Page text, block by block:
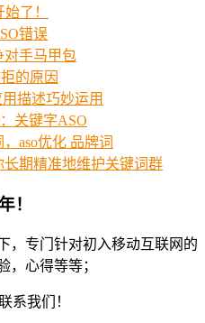
了！
错误
手马甲包
的原因
描述巧妙运用
关键字ASO
aso优化 品牌词
期精准地维护关键词群
！
，专门针对初入移动互联网的
，心得等等；
系我们！